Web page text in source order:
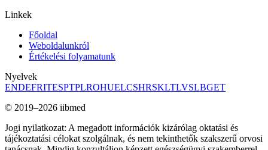
Linkek
Főoldal
Weboldalunkról
Értékelési folyamatunk
Nyelvek
ENDEFRITESPTPLROHUELCSHRSKLTLVSLBGET
© 2019–2026 iibmed
Jogi nyilatkozat: A megadott információk kizárólag oktatási és
tájékoztatási célokat szolgálnak, és nem tekinthetők szakszerű orvosi